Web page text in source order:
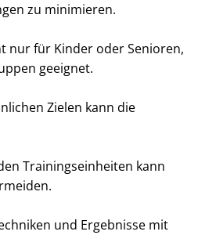
zu minimieren.
nur für Kinder oder Senioren,
geeignet.
Zielen kann die
Trainingseinheiten kann
und Ergebnisse mit